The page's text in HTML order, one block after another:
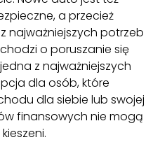
a przecież
najważniejszych potrzeb
o poruszanie się
z najważniejszych
dla osób, które
dla siebie lub swojej
finansowych nie mogą